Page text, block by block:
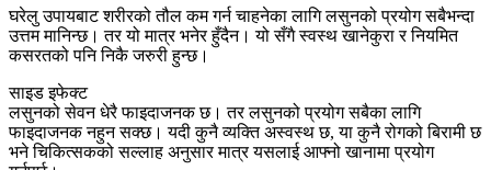
घरेलु उपायबाट शरीरको तौल कम गर्न चाहनेका लागि लसुनको प्रयोग सबैभन्दा
उत्तम मानिन्छ। तर यो मात्र भनेर हुँदैन। यो सँगै स्वस्थ खानेकुरा र नियमित
कसरतको पनि निकै जरुरी हुन्छ।
साइड इफेक्ट
लसुनको सेवन धेरै फाइदाजनक छ। तर लसुनको प्रयोग सबैका लागि
फाइदाजनक नहुन सक्छ। यदी कुनै व्यक्ति अस्वस्थ छ, या कुनै रोगको बिरामी छ
भने चिकित्सकको सल्लाह अनुसार मात्र यसलाई आफ्नो खानामा प्रयोग